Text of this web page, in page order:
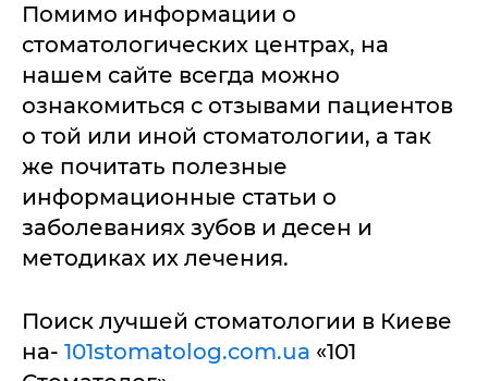
Помимо информации о
стоматологических центрах, на
нашем сайте всегда можно
ознакомиться с отзывами пациентов
о той или иной стоматологии, а так
же почитать полезные
информационные статьи о
заболеваниях зубов и десен и
методиках их лечения.
Поиск лучшей стоматологии в Киеве
на- 101stomatolog.com.ua «101